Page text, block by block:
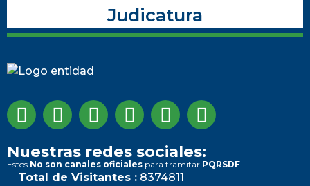
Judicatura
Nuestras redes sociales:
Estos No son canales oficiales para tramitar PQRSDF
Total de Visitantes : 8374811